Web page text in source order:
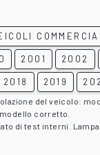
2001 2002
2018 2019
del veicolo:
corretto.
di test interni.